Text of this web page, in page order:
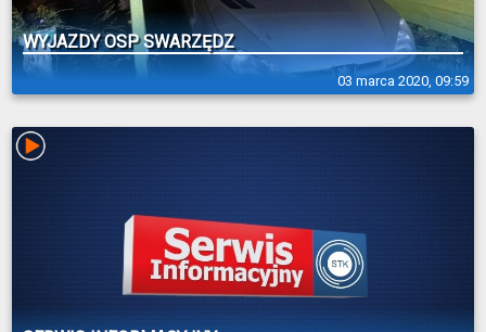
03 marca 2020, 09:59
WYJAZDY OSP SWARZĘDZ